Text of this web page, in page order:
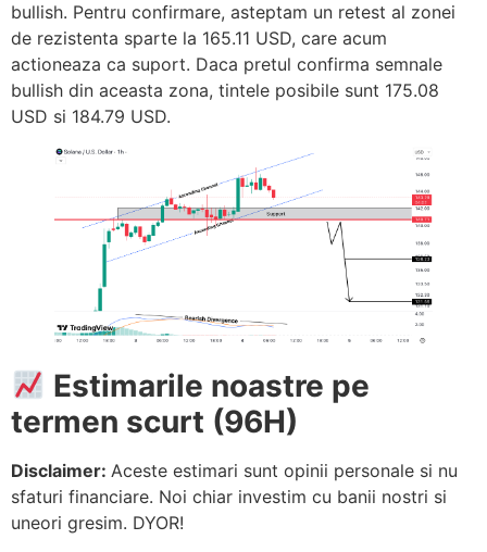
bullish. Pentru confirmare, asteptam un retest al zonei
de rezistenta sparte la 165.11 USD, care acum
actioneaza ca suport. Daca pretul confirma semnale
bullish din aceasta zona, tintele posibile sunt 175.08
USD si 184.79 USD.
Estimarile noastre pe
termen scurt (96H)
Disclaimer: Aceste estimari sunt opinii personale si nu
sfaturi financiare. Noi chiar investim cu banii nostri si
uneori gresim. DYOR!